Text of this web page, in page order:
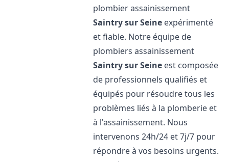
plombier assainissement
Saintry sur Seine expérimenté
et fiable. Notre équipe de
plombiers assainissement
Saintry sur Seine est composée
de professionnels qualifiés et
équipés pour résoudre tous les
problèmes liés à la plomberie et
à l'assainissement. Nous
intervenons 24h/24 et 7j/7 pour
répondre à vos besoins urgents.